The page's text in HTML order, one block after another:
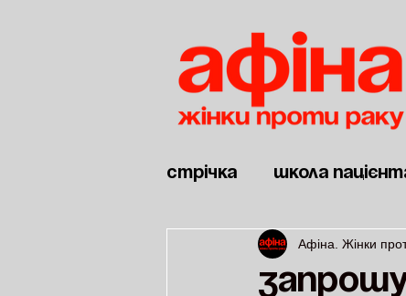
Стрічка Школа
Новини Дві війни
Афіна. Жінки